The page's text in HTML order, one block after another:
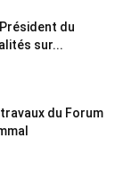
du
sur...
du Forum